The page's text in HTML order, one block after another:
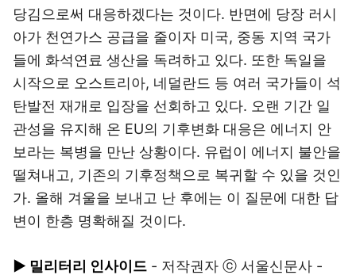
당김으로써 대응하겠다는 것이다. 반면에 당장 러시
아가 천연가스 공급을 줄이자 미국, 중동 지역 국가
들에 화석연료 생산을 독려하고 있다. 또한 독일을
시작으로 오스트리아, 네덜란드 등 여러 국가들이 석
탄발전 재개로 입장을 선회하고 있다. 오랜 기간 일
관성을 유지해 온 EU의 기후변화 대응은 에너지 안
보라는 복병을 만난 상황이다. 유럽이 에너지 불안을
떨쳐내고, 기존의 기후정책으로 복귀할 수 있을 것인
가. 올해 겨울을 보내고 난 후에는 이 질문에 대한 답
변이 한층 명확해질 것이다.
▶ 밀리터리 인사이드 - 저작권자 ⓒ 서울신문사 -